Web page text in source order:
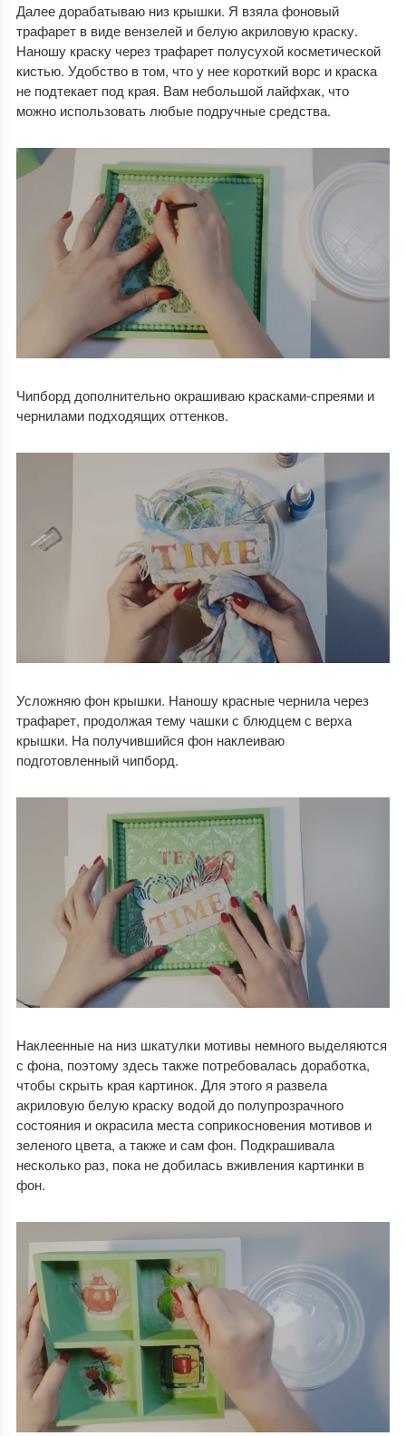
Далее дорабатываю низ крышки. Я взяла фоновый
трафарет в виде вензелей и белую акриловую краску.
Наношу краску через трафарет полусухой косметической
кистью. Удобство в том, что у нее короткий ворс и краска
не подтекает под края. Вам небольшой лайфхак, что
можно использовать любые подручные средства.
Чипборд дополнительно окрашиваю красками-спреями и
чернилами подходящих оттенков.
Усложняю фон крышки. Наношу красные чернила через
трафарет, продолжая тему чашки с блюдцем с верха
крышки. На получившийся фон наклеиваю
подготовленный чипборд.
Наклеенные на низ шкатулки мотивы немного выделяются
с фона, поэтому здесь также потребовалась доработка,
чтобы скрыть края картинок. Для этого я развела
акриловую белую краску водой до полупрозрачного
состояния и окрасила места соприкосновения мотивов и
зеленого цвета, а также и сам фон. Подкрашивала
несколько раз, пока не добилась вживления картинки в
фон.